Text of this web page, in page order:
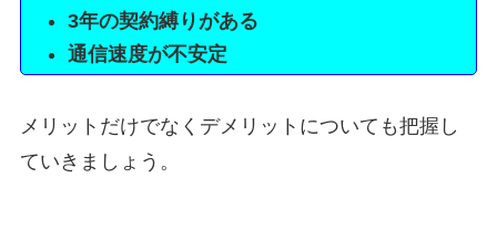
3年の契約縛りがある
通信速度が不安定
メリットだけでなくデメリットについても把握し
ていきましょう。